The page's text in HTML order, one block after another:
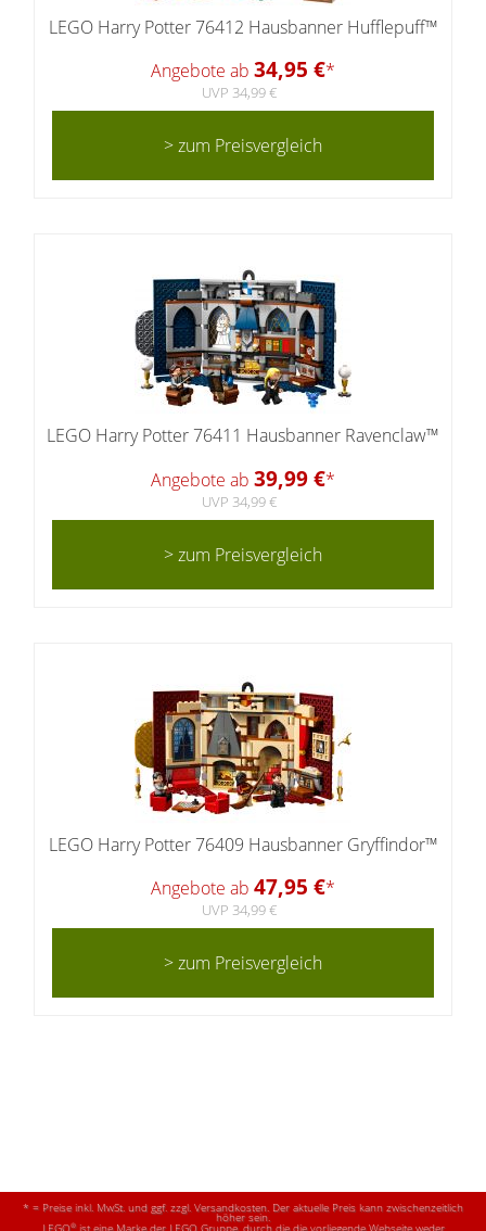
LEGO Harry Potter 76412 Hausbanner Hufflepuff™
Angebote ab 34,95 €*
UVP 34,99 €
> zum Preisvergleich
LEGO Harry Potter 76411 Hausbanner Ravenclaw™
Angebote ab 39,99 €*
UVP 34,99 €
> zum Preisvergleich
LEGO Harry Potter 76409 Hausbanner Gryffindor™
Angebote ab 47,95 €*
UVP 34,99 €
> zum Preisvergleich
* = Preise inkl. MwSt. und ggf. zzgl. Versandkosten. Der aktuelle Preis kann zwischenzeitlich
höher sein.
®